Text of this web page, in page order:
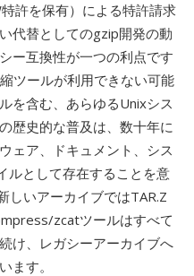
許を保有）による特許請求
代替としてのgzip開発の動
ー互換性が一つの利点です
ツールが利用できない可能
を含む、あらゆるUnixシス
歴史的な普及は、数十年に
ェア、ドキュメント、シス
ルとして存在することを意
しいアーカイブではTAR.Z
zcatツールはすべて
け、レガシーアーカイブへ
ます。